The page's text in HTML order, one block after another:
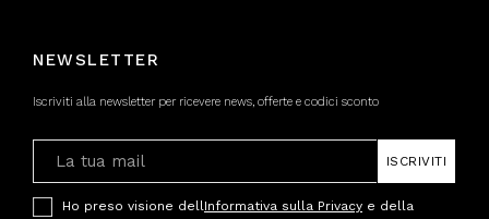
NEWSLETTER
Iscriviti alla newsletter per ricevere news, offerte e codici sconto
ISCRIVITI
Ho preso visione dell Informativa sulla Privacy e della